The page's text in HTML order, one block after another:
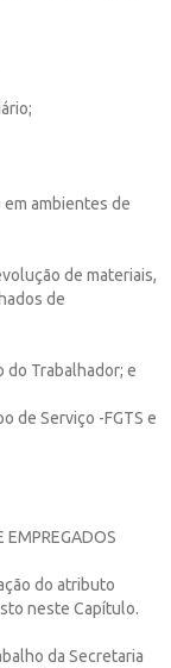
ambientes de
de materiais,
de
do Trabalhador; e
de Serviço -FGTS e
EMPREGADOS
do atributo
neste Capítulo.
da Secretaria